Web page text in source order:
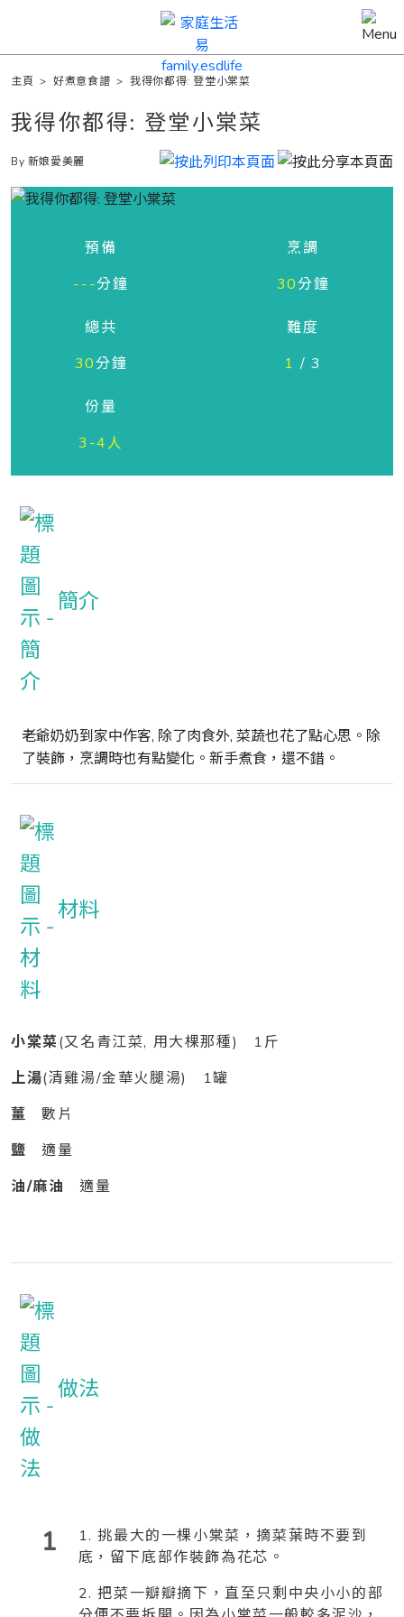
主頁 >好煮意食譜 >我得你都得: 登堂小棠菜
我得你都得: 登堂小棠菜
By 新娘愛美麗
預備
---分鐘
烹調
30分鐘
總共
30分鐘
難度
1 / 3
份量
3-4人
簡介
老爺奶奶到家中作客, 除了肉食外, 菜蔬也花了點心思。除
了裝飾，烹調時也有點變化。新手煮食，還不錯。
材料
小棠菜(又名青江菜, 用大棵那種) 1斤
上湯(清雞湯/金華火腿湯) 1罐
薑 數片
鹽 適量
油/麻油
適量
做法
1
1. 挑最大的一棵小棠菜，摘菜葉時不要到
底，留下底部作裝飾為花芯。
2. 把菜一瓣瓣摘下，直至只剩中央小小的部